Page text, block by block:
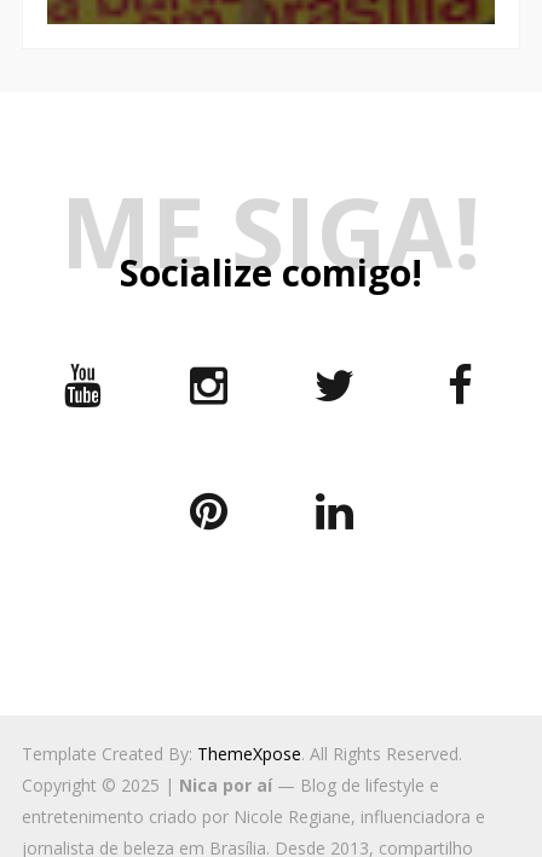
ME SIGA!
Socialize comigo!
Template Created By: ThemeXpose. All Rights Reserved.
Copyright © 2025 | Nica por aí— Blog de lifestyle e
entretenimento criado por Nicole Regiane, influenciadora e
jornalista de beleza em Brasília. Desde 2013, compartilho